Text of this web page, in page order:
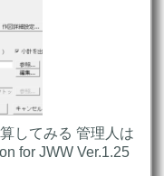
してみる 管理人は
for JWW Ver.1.25